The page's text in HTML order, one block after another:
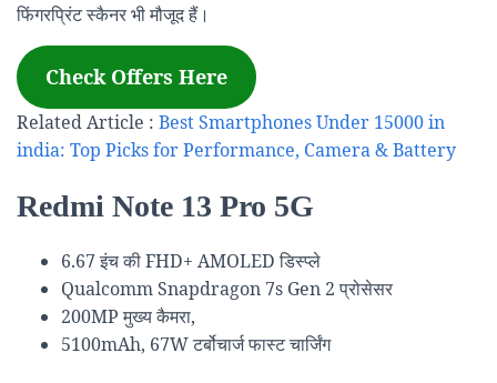
फिंगरप्रिंट स्कैनर भी मौजूद हैं।
Check Offers Here
Related Article : Best Smartphones Under 15000 in
india: Top Picks for Performance, Camera & Battery
Redmi Note 13 Pro 5G
6.67 इंच की FHD+ AMOLED डिस्प्ले
Qualcomm Snapdragon 7s Gen 2 प्रोसेसर
200MP मुख्य कैमरा,
5100mAh, 67W टर्बोचार्ज फास्ट चार्जिंग